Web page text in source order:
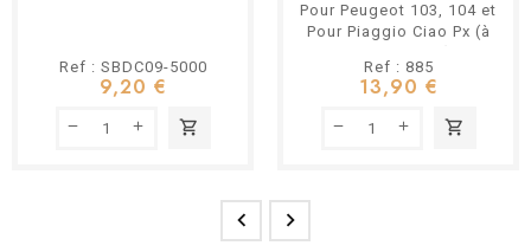
Ref : SBDC09-5000
9,20 €
shopping_cart
Pour Peugeot 103, 104 et
Pour Piaggio Ciao Px (à
Ref : 885
13,90 €
shopping_cart
 